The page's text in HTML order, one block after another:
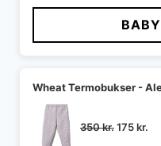
Wheat Termobukser -
350kr.Den
175kr.